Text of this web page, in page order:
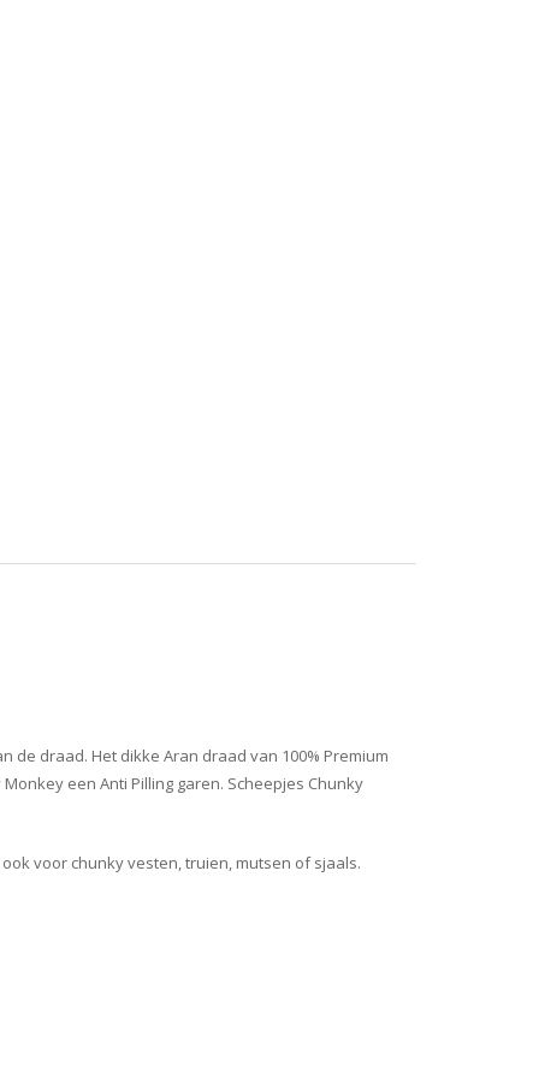
draad. Het dikke Aran draad van 100% Premium
een Anti Pilling garen. Scheepjes Chunky
voor chunky vesten, truien, mutsen of sjaals.